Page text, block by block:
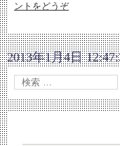
ントをどうぞ
2013年1月4日